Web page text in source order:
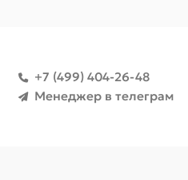
+7 (499) 404-26-48
Менеджер в телеграм